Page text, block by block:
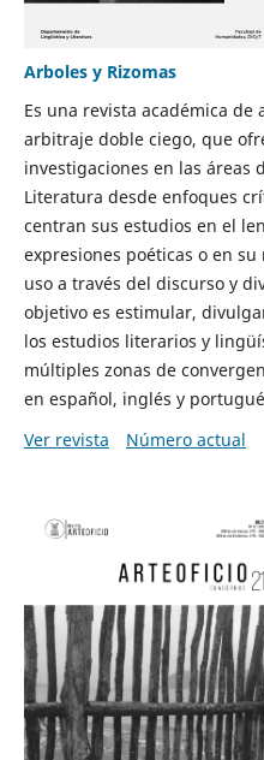
Arboles y Rizomas
Es una revista académica de
arbitraje doble ciego, que
investigaciones en las áreas
Literatura desde enfoques
centran sus estudios en el
expresiones poéticas o en
uso a través del discurso y
objetivo es estimular,
los estudios literarios y
múltiples zonas de
en español, inglés y
Ver revista
Número actual